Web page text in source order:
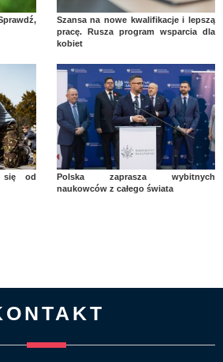
Szansa na nowe kwalifikacje i lepszą
pracę. Rusza program wsparcia dla
kobiet
się od
Polska zaprasza wybitnych
naukowców z całego świata